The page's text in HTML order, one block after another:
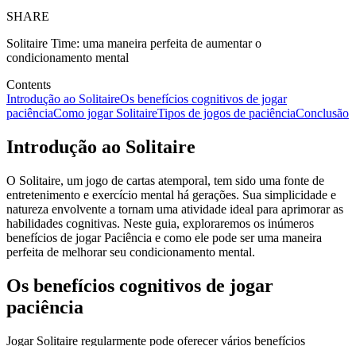
SHARE
Solitaire Time: uma maneira perfeita de aumentar o
condicionamento mental
Contents
Introdução ao SolitaireOs benefícios cognitivos de jogar
paciênciaComo jogar SolitaireTipos de jogos de paciênciaConclusão
Introdução ao Solitaire
O Solitaire, um jogo de cartas atemporal, tem sido uma fonte de
entretenimento e exercício mental há gerações. Sua simplicidade e
natureza envolvente a tornam uma atividade ideal para aprimorar as
habilidades cognitivas. Neste guia, exploraremos os inúmeros
benefícios de jogar Paciência e como ele pode ser uma maneira
perfeita de melhorar seu condicionamento mental.
Os benefícios cognitivos de jogar
paciência
Jogar Solitaire regularmente pode oferecer vários benefícios